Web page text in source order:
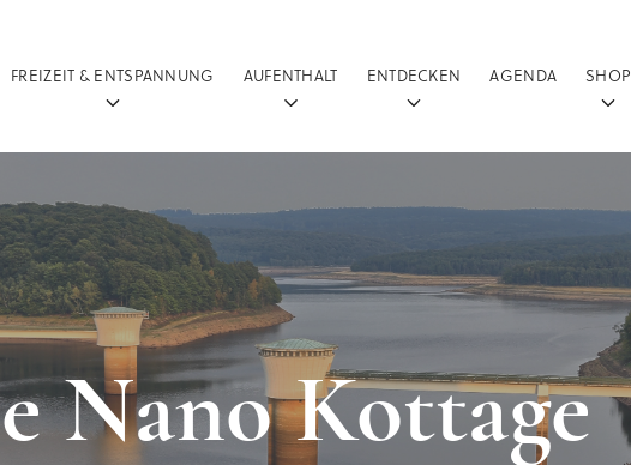
FREIZEIT & ENTSPANNUNG AUFENTHALT ENTDECKEN AGENDA SHOP
Nano Kottage